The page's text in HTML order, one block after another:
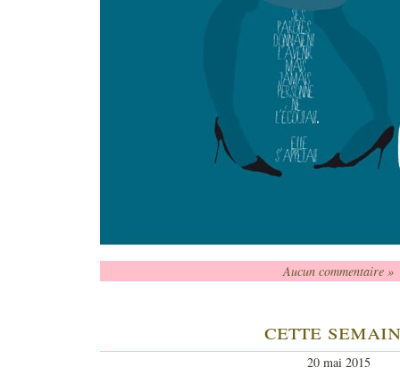
Aucun commentaire »
cette
20 mai 2015